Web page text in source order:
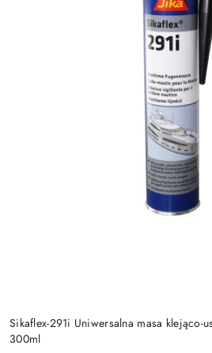
Sikaflex-291i Uniwersalna masa klejąco-
300ml